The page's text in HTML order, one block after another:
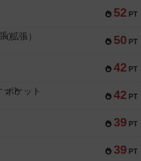
52 PT
50 PT
拡張）
42 PT
42 PT
ケット
39 PT
39 PT